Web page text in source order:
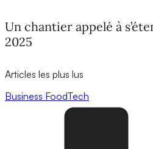
Un chantier appelé à
2025
Articles les plus lus
Business FoodTech